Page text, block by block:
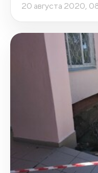
20 августа 2020,